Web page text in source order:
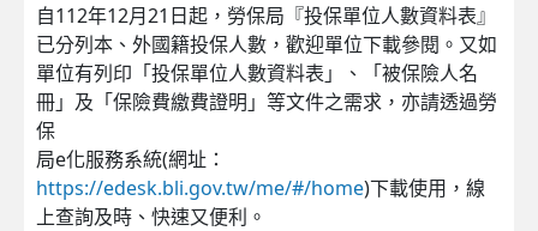
自112年12月21日起，勞保局『投保單位人數資料表』
已分列本、外國籍投保人數，歡迎單位下載參閱。又如
單位有列印「投保單位人數資料表」、「被保險人名
冊」及「保險費繳費證明」等文件之需求，亦請透過勞
保
局e化服務系統(網址：
https://edesk.bli.gov.tw/me/#/home)下載使用，線
上查詢及時、快速又便利。